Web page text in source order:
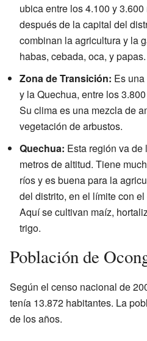
ubica entre los 4.100 y
después de la capital del
combinan la agricultura y la
habas, cebada, oca, y papas.
Zona de Transición: Es
y la Quechua, entre los
Su clima es una mezcla de
vegetación de arbustos.
Quechua: Esta región va de
metros de altitud. Tiene
ríos y es buena para la
del distrito, en el límite con
Aquí se cultivan maíz,
trigo.
Población de
Según el censo nacional de
tenía 13.872 habitantes. La
de los años.